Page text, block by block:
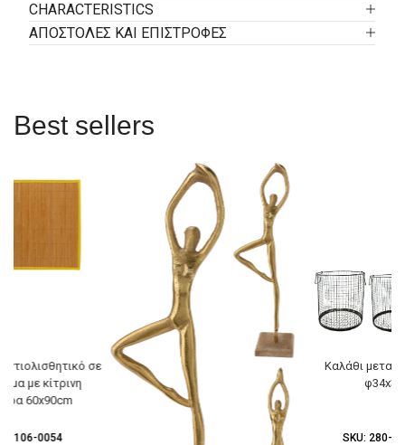
CHARACTERISTICS
ΑΠΟΣΤΟΛΕΣ ΚΑΙ ΕΠΙΣΤΡΟΦΕΣ
Best sellers
σε
με κίτρινη
60x90cm
106-0054
Καλάθι
SKU: 280-